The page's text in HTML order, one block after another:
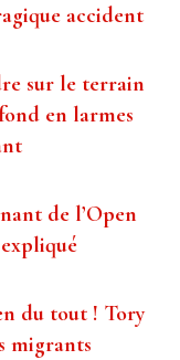
accident
sur le terrain
en larmes
de l’Open
du tout ! Tory
migrants